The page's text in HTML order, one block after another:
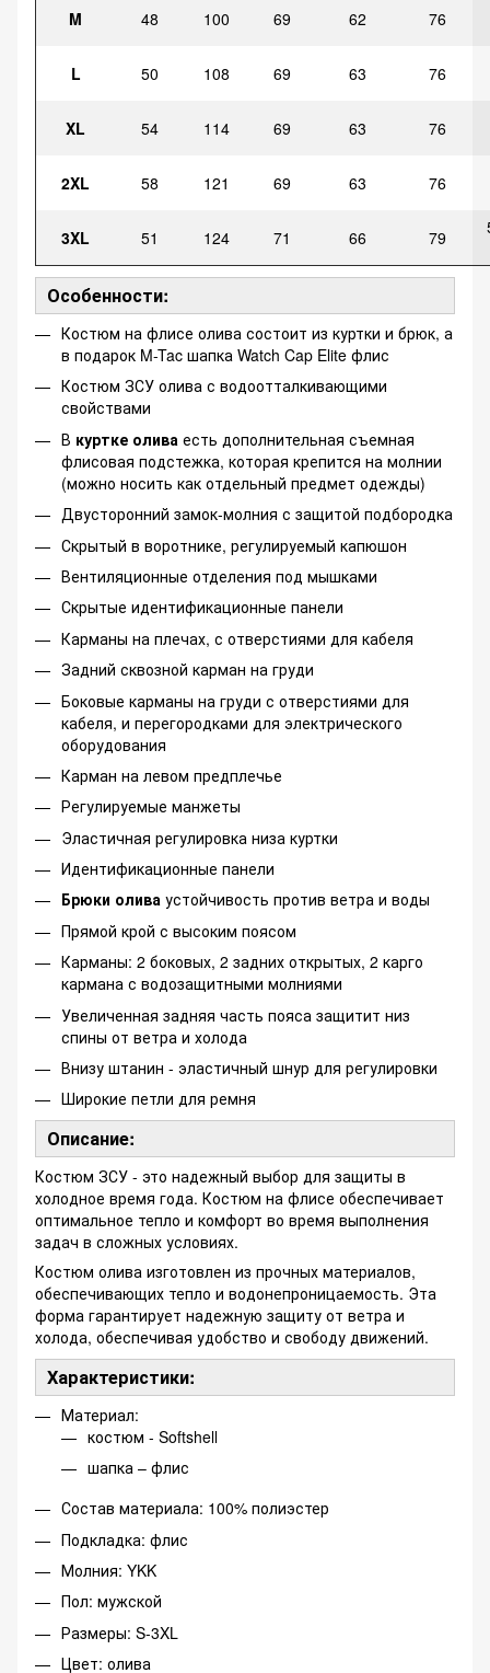
M
48 100 69 62 76
L 50 108 69 63 76
XL 54 114 69 63 76
2XL
58 121 69 63 76
3XL 51 124 71 66 79
Особенности:
Костюм на флисе олива состоит из куртки и брюк, а
в подарок M-Tac шапка Watch Cap Elite флис
Костюм ЗСУ олива с водоотталкивающими
свойствами
В куртке олива есть дополнительная съемная
флисовая подстежка, которая крепится на молнии
(можно носить как отдельный предмет одежды)
Двусторонний замок-молния с защитой подбородка
Скрытый в воротнике, регулируемый капюшон
Вентиляционные отделения под мышками
Скрытые идентификационные панели
Карманы на плечах, с отверстиями для кабеля
Задний сквозной карман на груди
Боковые карманы на груди с отверстиями для
кабеля, и перегородками для электрического
оборудования
Карман на левом предплечье
Регулируемые манжеты
Эластичная регулировка низа куртки
Идентификационные панели
Брюки олива устойчивость против ветра и воды
Прямой крой с высоким поясом
Карманы: 2 боковых, 2 задних открытых, 2 карго
кармана с водозащитными молниями
Увеличенная задняя часть пояса защитит низ
спины от ветра и холода
Внизу штанин - эластичный шнур для регулировки
Широкие петли для ремня
Описание:
Костюм ЗСУ - это надежный выбор для защиты в
холодное время года. Костюм на флисе обеспечивает
оптимальное тепло и комфорт во время выполнения
задач в сложных условиях.
Костюм олива изготовлен из прочных материалов,
обеспечивающих тепло и водонепроницаемость. Эта
форма гарантирует надежную защиту от ветра и
холода, обеспечивая удобство и свободу движений.
Характеристики:
Материал:
костюм - Softshell
шапка – флис
Состав материала: 100% полиэстер
Подкладка: флис
Молния: YKK
Пол: мужской
Размеры: S-3XL
Цвет: олива